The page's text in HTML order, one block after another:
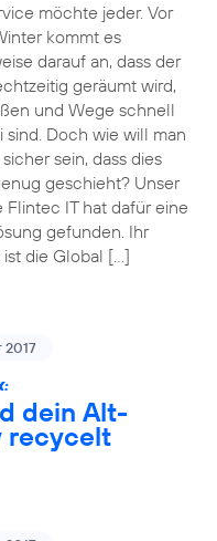
möchte jeder. Vor
kommt es
darauf an, dass der
geräumt wird,
und Wege schnell
sind. Doch wie will man
sein, dass dies
geschieht? Unser
Flintec IT hat dafür eine
gefunden. Ihr
ist die Global […]
2017
dein Alt-
recycelt